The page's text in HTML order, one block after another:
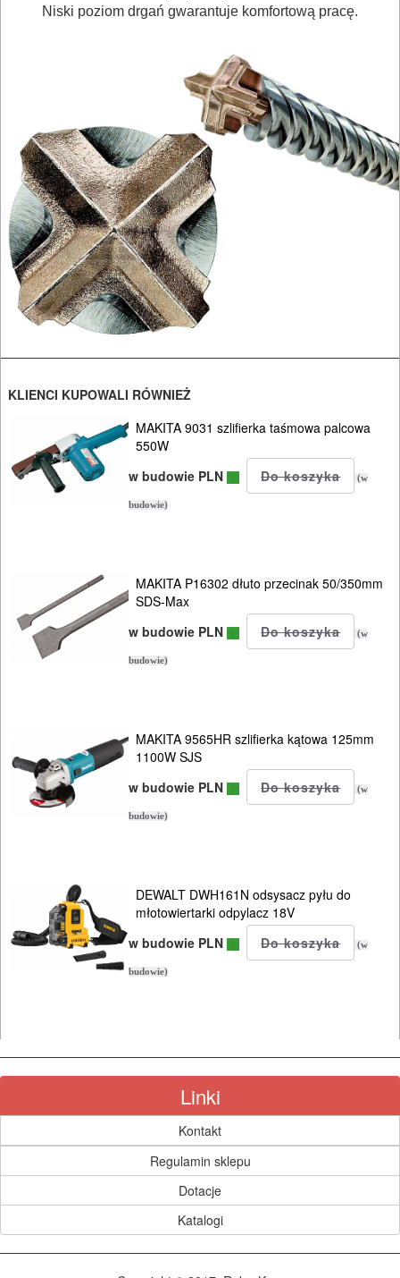
PALNIKI
PNEUMATYCZNE
AKCESORIA
KOMPRESORY
NARZĘDZIA
SPAWALNICTWO
URZĄDZENIA
ROZRUCHOWE
PROSTOWNIKI
OSPRZĘT
AGREGATY
ROBOCZA
I
BHP
OGRODNICZE
NARZĘDZIA
PILARKI-
MYJKI
CIŚNIENIOWE
Niski poziom drgań gwarantuje komfortową pracę.
KLIENCI KUPOWALI RÓWNIEŻ
MAKITA 9031 szlifierka taśmowa palcowa
550W
w budowie PLN
(w
budowie)
MAKITA P16302 dłuto przecinak 50/350mm
SDS-Max
w budowie PLN
(w
budowie)
MAKITA 9565HR szlifierka kątowa 125mm
1100W SJS
w budowie PLN
(w
budowie)
DEWALT DWH161N odsysacz pyłu do
młotowiertarki odpylacz 18V
w budowie PLN
(w
budowie)
Linki
Kontakt
Regulamin sklepu
Dotacje
Katalogi